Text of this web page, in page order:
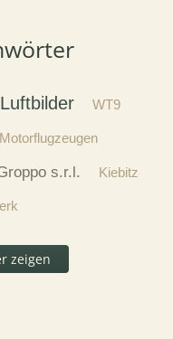
WT9
s.r.l. Kiebitz
zeigen